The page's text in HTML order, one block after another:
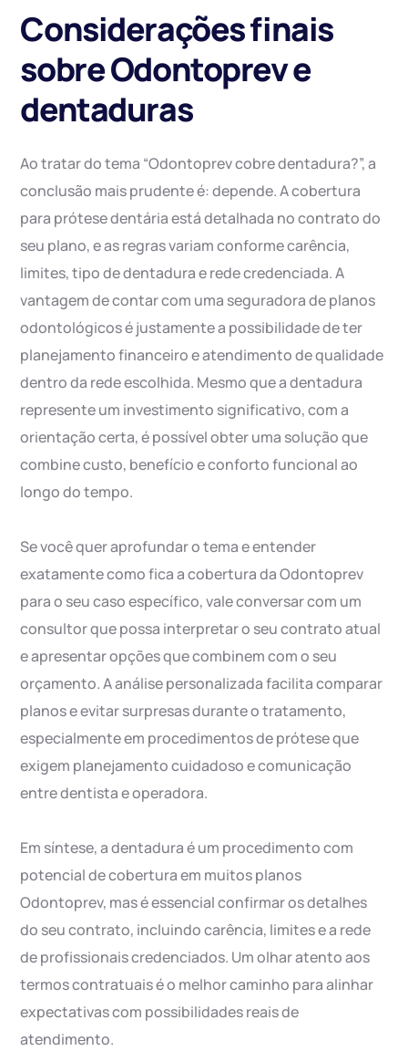
Considerações finais
sobre Odontoprev e
dentaduras
Ao tratar do tema “Odontoprev cobre dentadura?”, a
conclusão mais prudente é: depende. A cobertura
para prótese dentária está detalhada no contrato do
seu plano, e as regras variam conforme carência,
limites, tipo de dentadura e rede credenciada. A
vantagem de contar com uma seguradora de planos
odontológicos é justamente a possibilidade de ter
planejamento financeiro e atendimento de qualidade
dentro da rede escolhida. Mesmo que a dentadura
represente um investimento significativo, com a
orientação certa, é possível obter uma solução que
combine custo, benefício e conforto funcional ao
longo do tempo.
Se você quer aprofundar o tema e entender
exatamente como fica a cobertura da Odontoprev
para o seu caso específico, vale conversar com um
consultor que possa interpretar o seu contrato atual
e apresentar opções que combinem com o seu
orçamento. A análise personalizada facilita comparar
planos e evitar surpresas durante o tratamento,
especialmente em procedimentos de prótese que
exigem planejamento cuidadoso e comunicação
entre dentista e operadora.
Em síntese, a dentadura é um procedimento com
potencial de cobertura em muitos planos
Odontoprev, mas é essencial confirmar os detalhes
do seu contrato, incluindo carência, limites e a rede
de profissionais credenciados. Um olhar atento aos
termos contratuais é o melhor caminho para alinhar
expectativas com possibilidades reais de
atendimento.